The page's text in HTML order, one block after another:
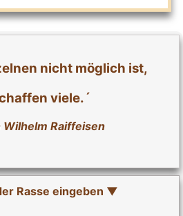
nicht möglich ist,
viele.´
Raiffeisen
Rasse eingeben ▼